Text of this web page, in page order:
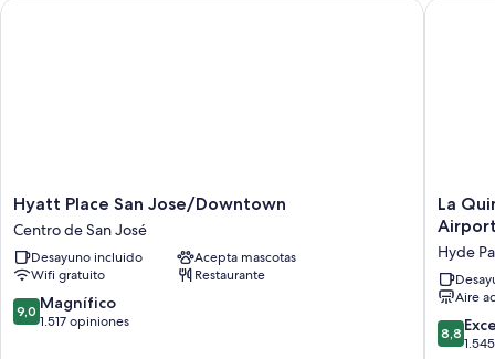
Un salón de eventos, televisión en las áreas comunes y 2 salas de
con espacio para laptops y aire acondicionado. Además, brindan
servicios como wifi gratis y sillas de escritorio. Los huéspedes dejan muy
buenas opiniones sobre la limpieza de las habitaciones en esta
propiedad.
También se incluyen los siguientes beneficios adicionales en todas las
habitaciones:
Baños con bañeras con ducha y artículos de tocador gratuitos
Hyatt
Place
San
Jose/Downtown
Centro
de
San
Hyatt Place San Jose/Downtown
Centro de San José
Desayuno incluido
Acepta mascotas
Wifi gratuito
Restaurante
9.0
de
9,0 Magnífico
1.517 opiniones
Hyatt Place San Jose/Downtown
La
Quinta
&
Suites
by
San
La
Hyde
Aire
8.8
de
8,8
La